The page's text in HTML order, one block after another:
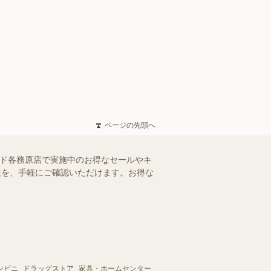
ページの先頭へ
各務原店で実施中のお得なセールやキ
、手軽にご確認いただけます。お得な
ビニ ドラッグストア 家具・ホームセンター